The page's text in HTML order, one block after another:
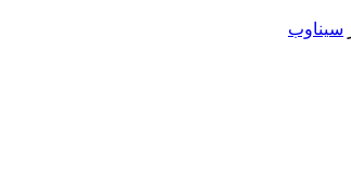
سیناوب